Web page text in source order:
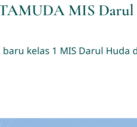
MIS
kelas 1 MIS Darul Huda